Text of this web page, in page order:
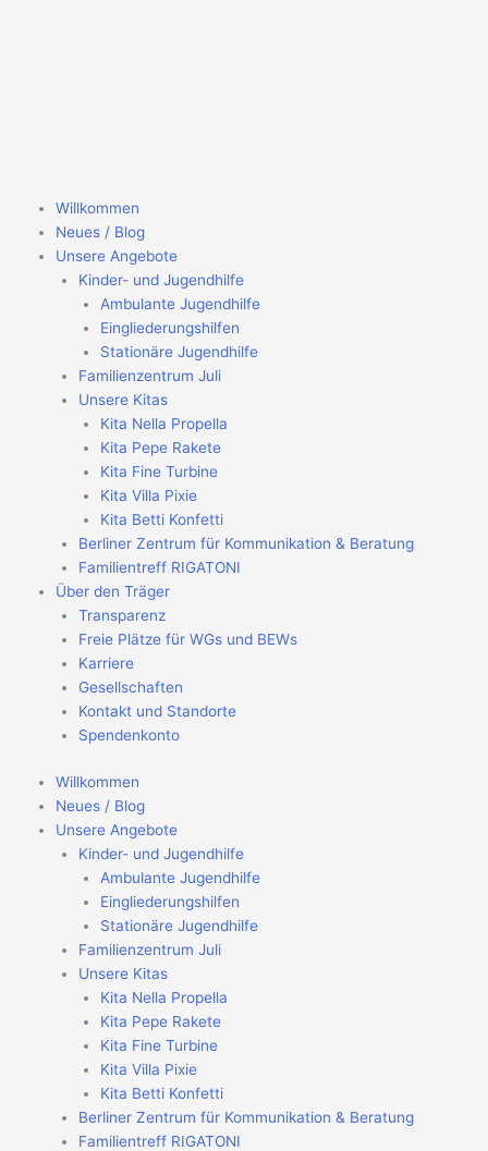
Willkommen
Neues / Blog
Unsere Angebote
Kinder- und Jugendhilfe
Ambulante Jugendhilfe
Eingliederungshilfen
Stationäre Jugendhilfe
Familienzentrum Juli
Unsere Kitas
Kita Nella Propella
Kita Pepe Rakete
Kita Fine Turbine
Kita Villa Pixie
Kita Betti Konfetti
Berliner Zentrum für Kommunikation & Beratung
Familientreff RIGATONI
Über den Träger
Transparenz
Freie Plätze für WGs und BEWs
Karriere
Gesellschaften
Kontakt und Standorte
Spendenkonto
Willkommen
Neues / Blog
Unsere Angebote
Kinder- und Jugendhilfe
Ambulante Jugendhilfe
Eingliederungshilfen
Stationäre Jugendhilfe
Familienzentrum Juli
Unsere Kitas
Kita Nella Propella
Kita Pepe Rakete
Kita Fine Turbine
Kita Villa Pixie
Kita Betti Konfetti
Berliner Zentrum für Kommunikation & Beratung
Familientreff RIGATONI